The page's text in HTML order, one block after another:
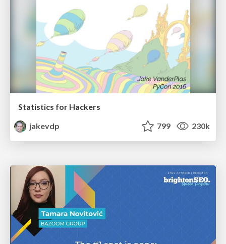
Statistics for Hackers
jakevdp
799 230k